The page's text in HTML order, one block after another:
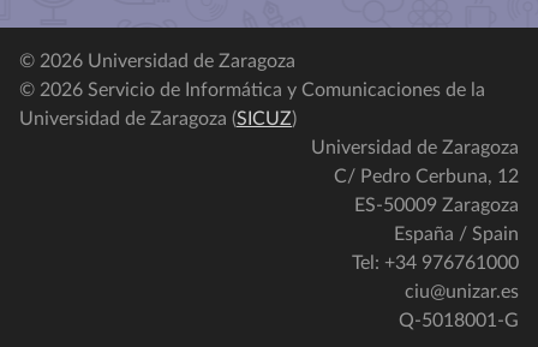
© 2026 Universidad de Zaragoza
© 2026 Servicio de Informática y Comunicaciones de la
Universidad de Zaragoza (SICUZ)
Universidad de Zaragoza
C/ Pedro Cerbuna, 12
ES-50009 Zaragoza
España / Spain
Tel: +34 976761000
ciu@unizar.es
Q-5018001-G